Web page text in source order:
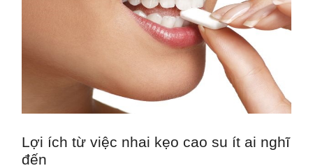
Lợi ích từ việc nhai kẹo cao su ít ai nghĩ
đến